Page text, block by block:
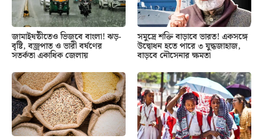
জামাইষষ্ঠীতেও ভিজবে বাংলা! ঝড়-
বৃষ্টি, বজ্রপাত ও ভারী বর্ষণের
সতর্কতা একাধিক জেলায়
সমুদ্রে শক্তি বাড়াবে ভারত! একসঙ্গে
উদ্বোধন হতে পারে ৩ যুদ্ধজাহাজ,
বাড়বে নৌসেনার ক্ষমতা